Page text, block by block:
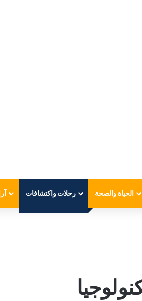
الحياة والصحة رحلات واكتشافات